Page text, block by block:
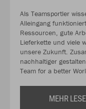
Als Teamsportler
Alleingang
Ressourcen, gute
Lieferkette und viele
unsere Zukunft.
nachhaltiger
Team for a better
MEHR